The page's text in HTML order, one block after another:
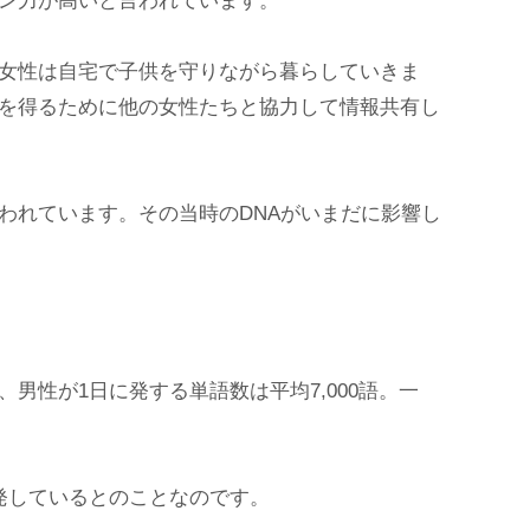
性は自宅で子供を守りながら暮らしていきま
得るために他の女性たちと協力して情報共有し
れています。その当時のDNAがいまだに影響し
男性が1日に発する単語数は平均7,000語。一
ているとのことなのです。